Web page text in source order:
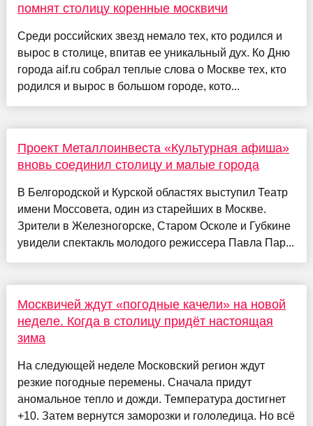
помнят столицу коренные москвичи
Среди российских звезд немало тех, кто родился и
вырос в столице, впитав ее уникальный дух. Ко Дню
города aif.ru собрал теплые слова о Москве тех, кто
родился и вырос в большом городе, кото...
Проект Металлоинвеста «Культурная афиша»
вновь соединил столицу и малые города
В Белгородской и Курской областях выступил Театр
имени Моссовета, один из старейших в Москве.
Зрители в Железногорске, Старом Осколе и Губкине
увидели спектакль молодого режиссера Павла Пар...
Москвичей ждут «погодные качели» на новой
неделе. Когда в столицу придёт настоящая
зима
На следующей неделе Московский регион ждут
резкие погодные перемены. Сначала придут
аномальное тепло и дожди. Температура достигнет
+10. Затем вернутся заморозки и гололедица. Но всё